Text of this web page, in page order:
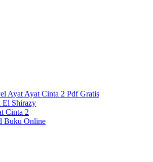
Ayat Ayat Cinta 2 Pdf Gratis
El Shirazy
Cinta 2
Buku Online